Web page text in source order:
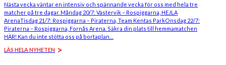
Nästa vecka väntar en intensiv och spännande vecka för oss med hela tre
matcher på tre dagar. Måndag 20/7: Västervik – Rospiggarna, HEJLA
ArenaTisdag 21/7: Rospiggarna – Piraterna, Team Kentas ParkOnsdag 22/7:
Piraterna – Rospiggarna, Fornås Arena. Säkra din plats till hemmamatchen
HÄR! Kan du inte stötta oss på bortaplan…
LÄS HELA NYHETEN